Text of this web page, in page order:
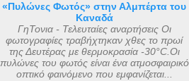
«Πυλώνες Φωτός» στην Αλμπέρτα του
Καναδά
ΓηΤονια - Τελευταίες αναρτήσεις Οι
φωτογραφίες τραβήχτηκαν χθες το πρωί
της Δευτέρας με θερμοκρασία -30°C.Οι
πυλώνες του φωτός είναι ένα ατμοσφαιρικό
οπτικό φαινόμενο που εμφανίζεται...